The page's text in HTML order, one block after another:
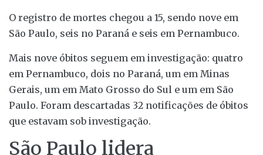
O registro de mortes chegou a 15, sendo nove em
São Paulo, seis no Paraná e seis em Pernambuco.
Mais nove óbitos seguem em investigação: quatro
em Pernambuco, dois no Paraná, um em Minas
Gerais, um em Mato Grosso do Sul e um em São
Paulo. Foram descartadas 32 notificações de óbitos
que estavam sob investigação.
São Paulo lidera